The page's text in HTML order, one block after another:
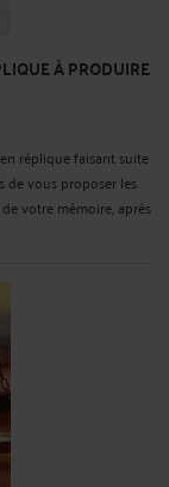
À PRODUIRE
réplique faisant suite
de vous proposer les
votre mémoire, après